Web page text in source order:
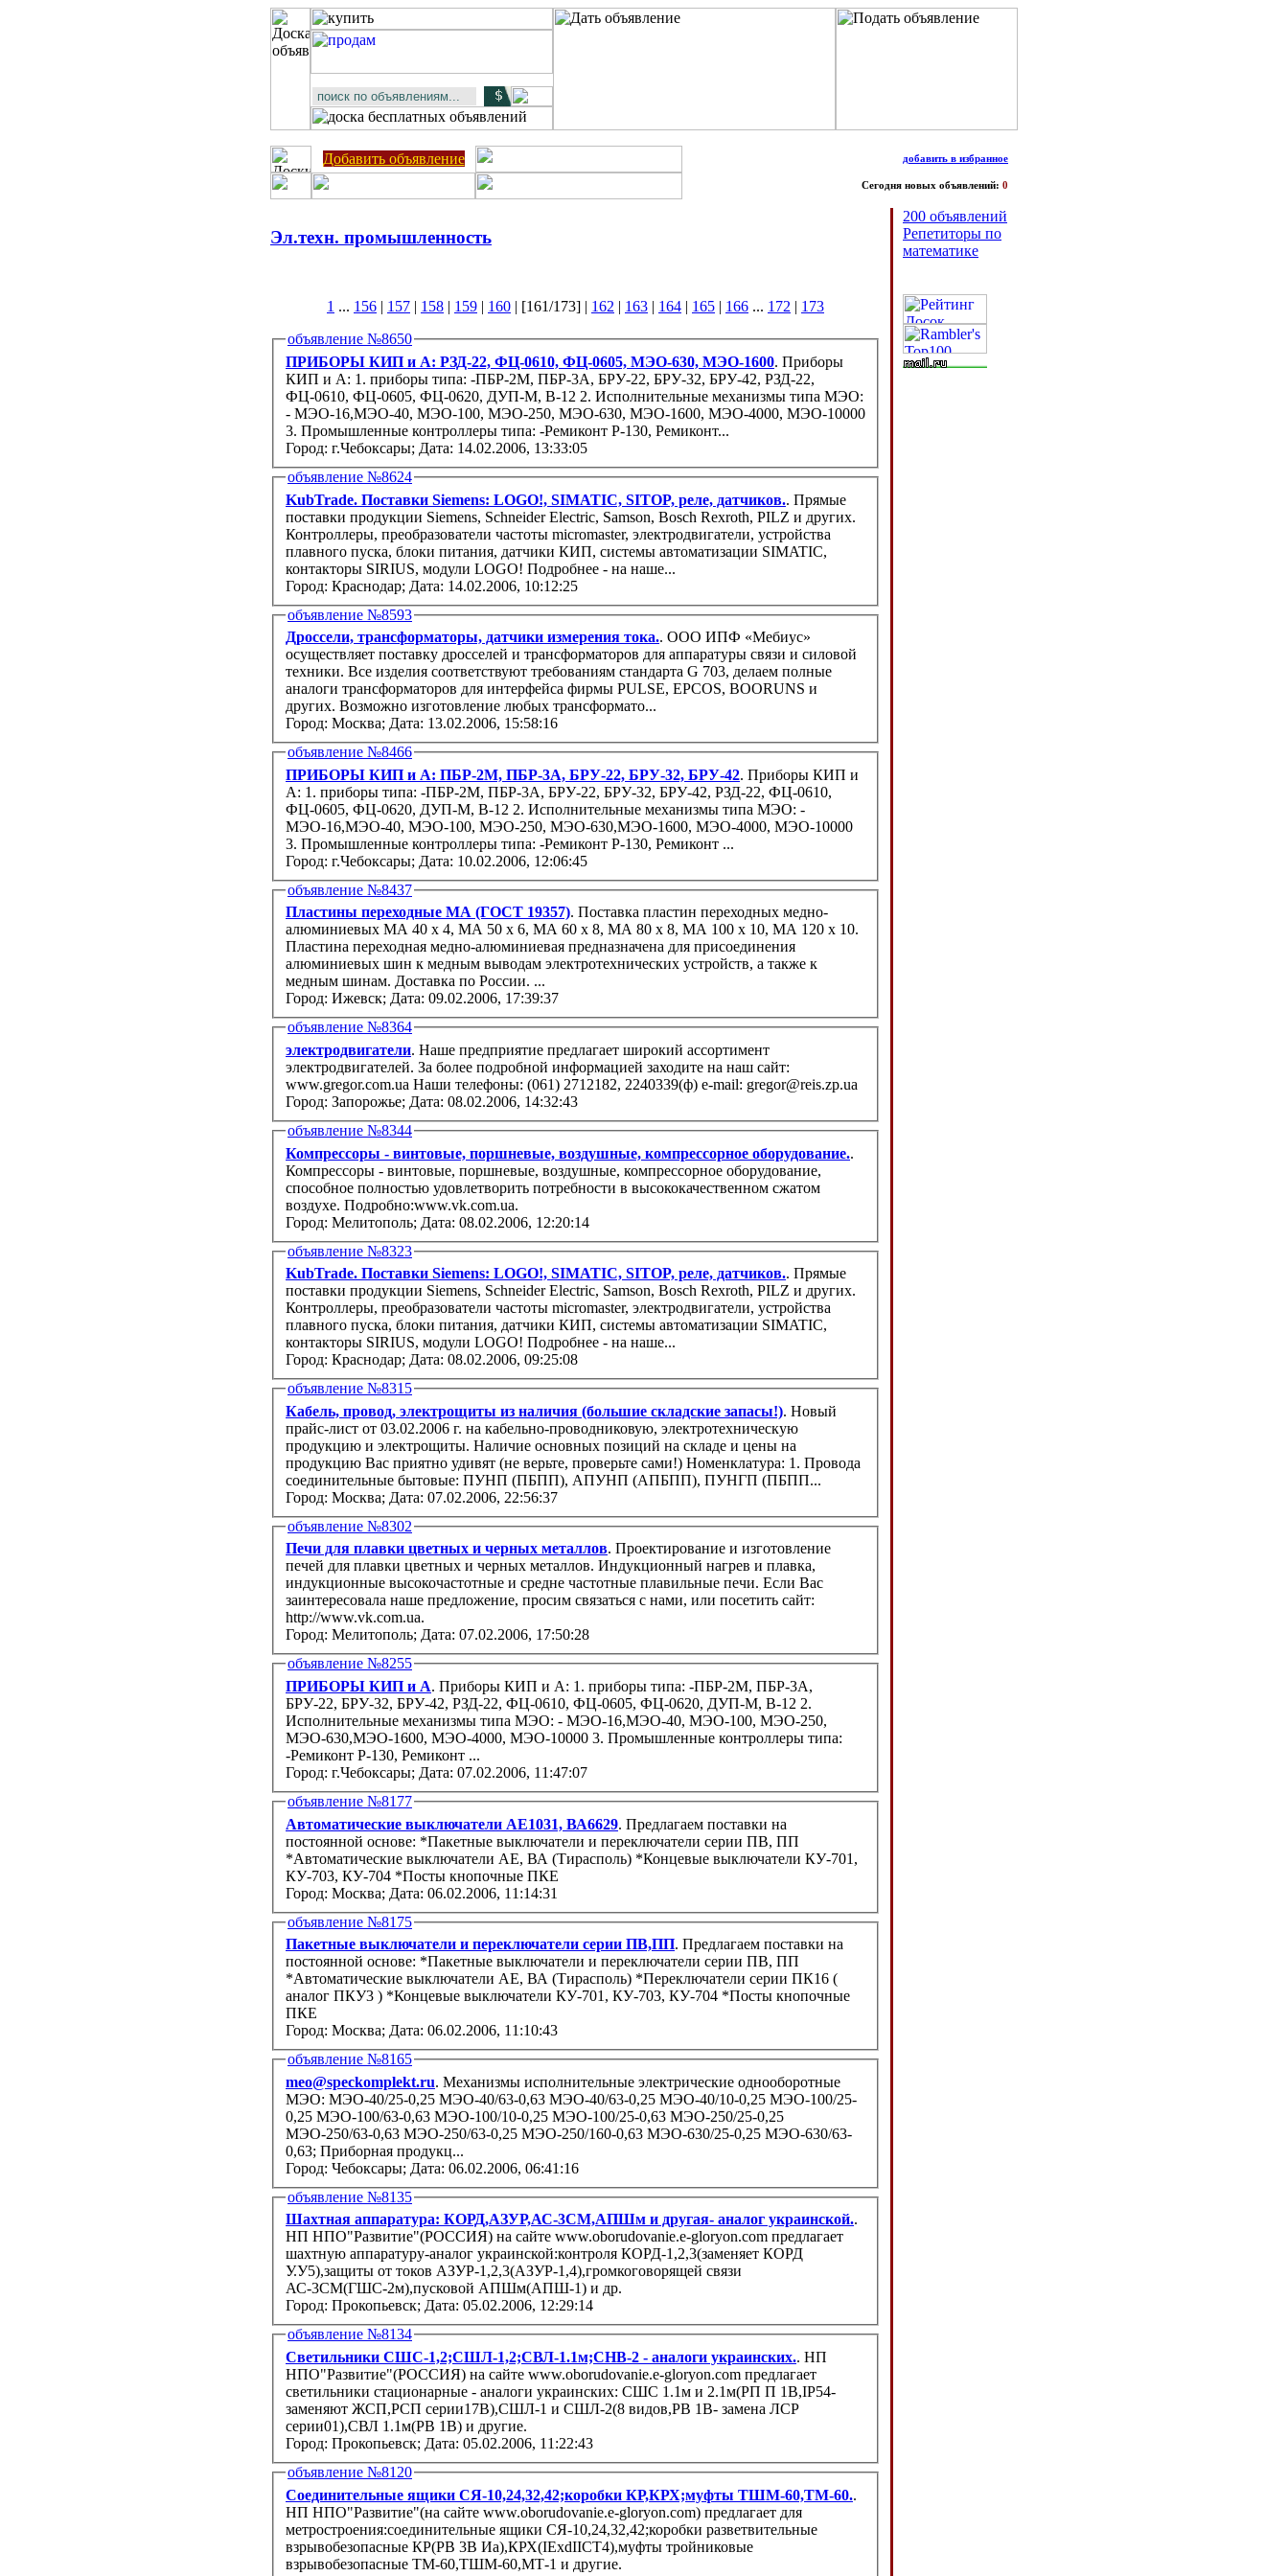
Добавить объявление добавить в избранное
Сегодня новых объявлений: 0
Эл.техн. промышленность
1 ... 156 | 157 | 158 | 159 | 160 | [161/173] | 162 | 163 | 164 | 165 | 166 ... 172 | 173
объявление №8650
ПРИБОРЫ КИП и А: РЗД-22, ФЦ-0610, ФЦ-0605, МЭО-630, МЭО-1600. Приборы
КИП и А: 1. приборы типа: -ПБР-2М, ПБР-3А, БРУ-22, БРУ-32, БРУ-42, РЗД-22,
ФЦ-0610, ФЦ-0605, ФЦ-0620, ДУП-М, В-12 2. Исполнительные механизмы типа МЭО:
- МЭО-16,МЭО-40, МЭО-100, МЭО-250, МЭО-630, МЭО-1600, МЭО-4000, МЭО-10000
3. Промышленные контроллеры типа: -Ремиконт Р-130, Ремиконт...
Город: г.Чебоксары; Дата: 14.02.2006, 13:33:05
объявление №8624
KubTrade. Поставки Siemens: LOGO!, SIMATIC, SITOP, реле, датчиков.. Прямые
поставки продукции Siemens, Schneider Electric, Samson, Bosch Rexroth, PILZ и других.
Контроллеры, преобразователи частоты micromaster, электродвигатели, устройства
плавного пуска, блоки питания, датчики КИП, системы автоматизации SIMATIC,
контакторы SIRIUS, модули LOGO! Подробнее - на наше...
Город: Краснодар; Дата: 14.02.2006, 10:12:25
объявление №8593
Дроссели, трансформаторы, датчики измерения тока.. ООО ИПФ «Мебиус»
осуществляет поставку дросселей и трансформаторов для аппаратуры связи и силовой
техники. Все изделия соответствуют требованиям стандарта G 703, делаем полные
аналоги трансформаторов для интерфейса фирмы PULSE, EPCOS, BOORUNS и
других. Возможно изготовление любых трансформато...
Город: Москва; Дата: 13.02.2006, 15:58:16
объявление №8466
ПРИБОРЫ КИП и А: ПБР-2М, ПБР-3А, БРУ-22, БРУ-32, БРУ-42. Приборы КИП и
А: 1. приборы типа: -ПБР-2М, ПБР-3А, БРУ-22, БРУ-32, БРУ-42, РЗД-22, ФЦ-0610,
ФЦ-0605, ФЦ-0620, ДУП-М, В-12 2. Исполнительные механизмы типа МЭО: -
МЭО-16,МЭО-40, МЭО-100, МЭО-250, МЭО-630,МЭО-1600, МЭО-4000, МЭО-10000
3. Промышленные контроллеры типа: -Ремиконт Р-130, Ремиконт ...
Город: г.Чебоксары; Дата: 10.02.2006, 12:06:45
объявление №8437
Пластины переходные МА (ГОСТ 19357). Поставка пластин переходных медно-
алюминиевых МА 40 х 4, МА 50 х 6, МА 60 х 8, МА 80 х 8, МА 100 х 10, МА 120 х 10.
Пластина переходная медно-алюминиевая предназначена для присоединения
алюминиевых шин к медным выводам электротехнических устройств, а также к
медным шинам. Доставка по России. ...
Город: Ижевск; Дата: 09.02.2006, 17:39:37
объявление №8364
электродвигатели. Наше предприятие предлагает широкий ассортимент
электродвигателей. За более подробной информацией заходите на наш сайт:
www.gregor.com.ua Наши телефоны: (061) 2712182, 2240339(ф) e-mail: gregor@reis.zp.ua
Город: Запорожье; Дата: 08.02.2006, 14:32:43
объявление №8344
Компрессоры - винтовые, поршневые, воздушные, компрессорное оборудование..
Компрессоры - винтовые, поршневые, воздушные, компрессорное оборудование,
способное полностью удовлетворить потребности в высококачественном сжатом
воздухе. Подробно:www.vk.com.ua.
Город: Мелитополь; Дата: 08.02.2006, 12:20:14
объявление №8323
KubTrade. Поставки Siemens: LOGO!, SIMATIC, SITOP, реле, датчиков.. Прямые
поставки продукции Siemens, Schneider Electric, Samson, Bosch Rexroth, PILZ и других.
Контроллеры, преобразователи частоты micromaster, электродвигатели, устройства
плавного пуска, блоки питания, датчики КИП, системы автоматизации SIMATIC,
контакторы SIRIUS, модули LOGO! Подробнее - на наше...
Город: Краснодар; Дата: 08.02.2006, 09:25:08
объявление №8315
Кабель, провод, электрощиты из наличия (большие складские запасы!). Новый
прайс-лист от 03.02.2006 г. на кабельно-проводниковую, электротехническую
продукцию и электрощиты. Наличие основных позиций на складе и цены на
продукцию Вас приятно удивят (не верьте, проверьте сами!) Номенклатура: 1. Провода
соединительные бытовые: ПУНП (ПБПП), АПУНП (АПБПП), ПУНГП (ПБПП...
Город: Москва; Дата: 07.02.2006, 22:56:37
объявление №8302
Печи для плавки цветных и черных металлов. Проектирование и изготовление
печей для плавки цветных и черных металлов. Индукционный нагрев и плавка,
индукционные высокочастотные и средне частотные плавильные печи. Если Вас
заинтересовала наше предложение, просим связаться с нами, или посетить сайт:
http://www.vk.com.ua.
Город: Мелитополь; Дата: 07.02.2006, 17:50:28
объявление №8255
ПРИБОРЫ КИП и А. Приборы КИП и А: 1. приборы типа: -ПБР-2М, ПБР-3А,
БРУ-22, БРУ-32, БРУ-42, РЗД-22, ФЦ-0610, ФЦ-0605, ФЦ-0620, ДУП-М, В-12 2.
Исполнительные механизмы типа МЭО: - МЭО-16,МЭО-40, МЭО-100, МЭО-250,
МЭО-630,МЭО-1600, МЭО-4000, МЭО-10000 3. Промышленные контроллеры типа:
-Ремиконт Р-130, Ремиконт ...
Город: г.Чебоксары; Дата: 07.02.2006, 11:47:07
объявление №8177
Автоматические выключатели АЕ1031, ВА6629. Предлагаем поставки на
постоянной основе: *Пакетные выключатели и переключатели серии ПВ, ПП
*Автоматические выключатели АЕ, ВА (Тирасполь) *Концевые выключатели КУ-701,
КУ-703, КУ-704 *Посты кнопочные ПКЕ
Город: Москва; Дата: 06.02.2006, 11:14:31
объявление №8175
Пакетные выключатели и переключатели серии ПВ,ПП. Предлагаем поставки на
постоянной основе: *Пакетные выключатели и переключатели серии ПВ, ПП
*Автоматические выключатели АЕ, ВА (Тирасполь) *Переключатели серии ПК16 (
аналог ПКУ3 ) *Концевые выключатели КУ-701, КУ-703, КУ-704 *Посты кнопочные
ПКЕ
Город: Москва; Дата: 06.02.2006, 11:10:43
объявление №8165
meo@speckomplekt.ru. Механизмы исполнительные электрические однооборотные
МЭО: МЭО-40/25-0,25 МЭО-40/63-0,63 МЭО-40/63-0,25 МЭО-40/10-0,25 МЭО-100/25-
0,25 МЭО-100/63-0,63 МЭО-100/10-0,25 МЭО-100/25-0,63 МЭО-250/25-0,25
МЭО-250/63-0,63 МЭО-250/63-0,25 МЭО-250/160-0,63 МЭО-630/25-0,25 МЭО-630/63-
0,63; Приборная продукц...
Город: Чебоксары; Дата: 06.02.2006, 06:41:16
объявление №8135
Шахтная аппаратура: КОРД,АЗУР,АС-3СМ,АПШм и другая- аналог украинской..
НП НПО"Развитие"(РОССИЯ) на сайте www.oborudovanie.e-gloryon.com предлагает
шахтную аппаратуру-аналог украинской:контроля КОРД-1,2,3(заменяет КОРД
У.У5),защиты от токов АЗУР-1,2,3(АЗУР-1,4),громкоговорящей связи
АС-3СМ(ГШС-2м),пусковой АПШм(АПШ-1) и др.
Город: Прокопьевск; Дата: 05.02.2006, 12:29:14
объявление №8134
Светильники СШС-1,2;СШЛ-1,2;СВЛ-1.1м;СНВ-2 - аналоги украинских.. НП
НПО"Развитие"(РОССИЯ) на сайте www.oborudovanie.e-gloryon.com предлагает
светильники стационарные - аналоги украинских: СШС 1.1м и 2.1м(РП П 1В,IP54-
заменяют ЖСП,РСП серии17В),СШЛ-1 и СШЛ-2(8 видов,РВ 1В- замена ЛСР
серии01),СВЛ 1.1м(РВ 1В) и другие.
Город: Прокопьевск; Дата: 05.02.2006, 11:22:43
объявление №8120
Соединительные ящики СЯ-10,24,32,42;коробки КР,КРХ;муфты ТШМ-60,ТМ-60..
НП НПО"Развитие"(на сайте www.oborudovanie.e-gloryon.com) предлагает для
метростроения:соединительные ящики СЯ-10,24,32,42;коробки разветвительные
взрывобезопасные КР(РВ 3В Иа),КРХ(IExdIICT4),муфты тройниковые
взрывобезопасные ТМ-60,ТШМ-60,МТ-1 и другие.
200 объявлений
Репетиторы по
математике